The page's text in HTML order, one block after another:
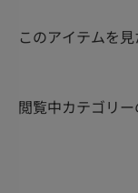
このアイテムを
閲覧中カテゴリ